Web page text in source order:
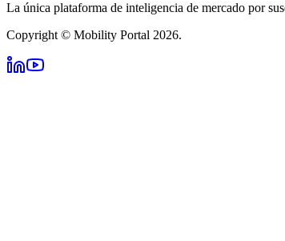
La única plataforma de inteligencia de mercado por
Copyright © Mobility Portal 2026.